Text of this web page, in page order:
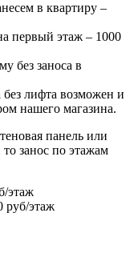
в квартиру –
первый этаж – 1000
без заноса в
лифта возможен и
нашего магазина.
панель или
занос по этажам
этаж
руб/этаж